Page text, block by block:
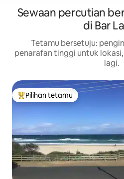
Sewaan percutian
di Bar
Tetamu bersetuju:
penarafan tinggi untuk
lagi.
Pilihan utama tetamu
Pilihan tetamu